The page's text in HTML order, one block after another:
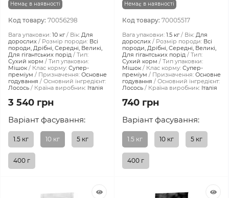
Немає в наявності
Код товару: 70056298
Вага упаковки: 10 кг Вік: Для
дорослих
Розмір породи: Всі
породи, Дрібні, Середні, Великі,
Для гігантських порід
Тип:
Сухий корм
Тип упаковки:
Мішок
Клас корму: Супер-
преміум
Призначення: Основне
годування
Основний інгредієнт:
Лосось
Країна виробник: Італія
3 540 грн
Варіант фасування:
1.5 кг 10 кг 5 кг
400 г
Немає в наявності
Код товару: 70005517
Вага упаковки: 1.5 кг Вік: Для
дорослих
Розмір породи: Всі
породи, Дрібні, Середні, Великі,
Для гігантських порід
Тип:
Сухий корм
Тип упаковки:
Мішок
Клас корму: Супер-
преміум
Призначення: Основне
годування
Основний інгредієнт:
Лосось
Країна виробник: Італія
740 грн
Варіант фасування:
1.5 кг 10 кг 5 кг
400 г